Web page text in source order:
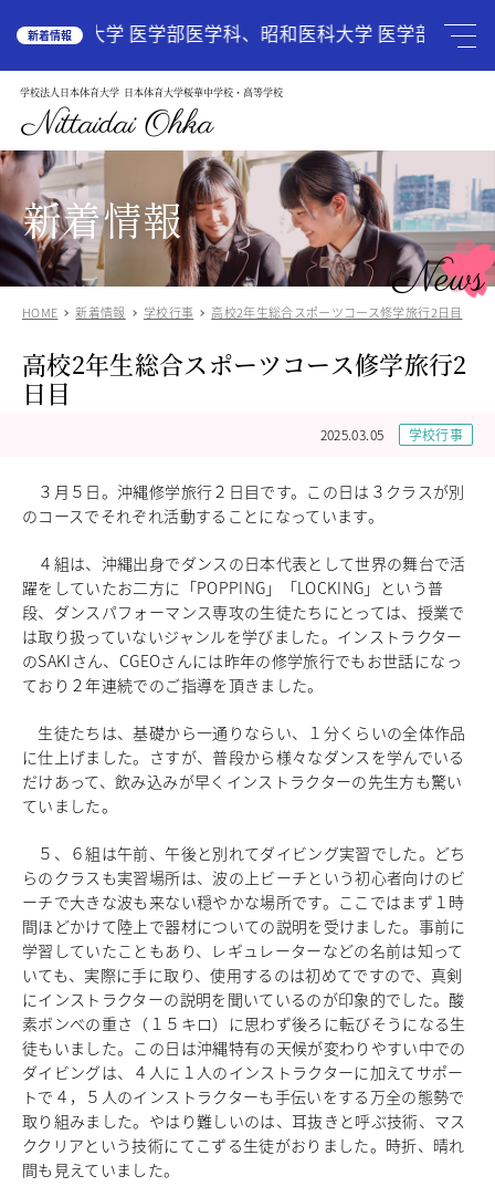
新着情報
広島大学 医学部医学科、昭和医科大学 医学部医学科
学校法人日本体育大学 日本体育大学桜華中学校・高等学校
Nittaidai Ohka
HOME
学校案内
教育理念
ご挨拶
グランドデザイン
施設紹介
学校紹介動画
アクセス
受験生の方へ Admission
中学入試関連
高校入試関係
説明会・オープンスクール
中学校 Junior High School
中学校教育
独自の教育
国際理解教育
ICT教育
進路サポート
中学入試関連
制服紹介
高等学校 Senior High School
コース紹介
アドバンストコース
総合スポーツコース
高等学校教育
校内塾
ダンスパフォーマンス専攻
グローバル教育
キャリア教育
進路指導
その他の教育
高校入試関係
制服紹介
スクールライフ School Life
学校説明会・オープンスクール
新着情報
News
HOME 新着情報 学校行事 高校2年生総合スポーツコース修学旅行2日目
高校2年生総合スポーツコース修学旅行2
日目
2025.03.05 学校行事
３月５日。沖縄修学旅行２日目です。 この日は３クラスが別
のコースでそれぞれ活動することになっています。
４組は、 沖縄出身でダンスの日本代表として世界の舞台で活
躍をしていたお二方に「POPPING」「LOCKING」という普
段、 ダンスパフォーマンス専攻の生徒たちにとっては、 授業で
は取り扱っていないジャンルを学びました。 インストラクター
のSAKIさん、 CGEOさんには昨年の修学旅行でもお世話になっ
ており２年連続でのご指導を頂きました。
生徒たちは、基礎から一通りならい、
１分くらいの全体作品
に仕上げました。さすが、普段から様々なダンスを学んでいる
だけあって、飲み込みが早くインストラクターの先生方も驚い
ていました。
５、６組は午前、午後と別れてダイビング実習でした。 どち
らのクラスも実習場所は、波の上ビーチという初心者向けのビ
ーチで大きな波も来ない穏やかな場所です。 ここではまず１時
間ほどかけて陸上で器材についての説明を受けま した。事前に
学習していたこともあり、
レギュレーターなどの名前は知って
いても、実際に手に取り、使用するのは初めてですので、真剣
にインストラクターの説明を聞いているのが印象的でした。酸
素ボンベの重さ（１５キロ）
に思わず後ろに転びそうになる生
徒もいました。 この日は沖縄特有の天候が変わりやすい中での
ダイビングは、
４人に１人のインストラクターに加えてサポー
トで４，
５人のインストラクターも手伝いをする万全の態勢で
取り組みました。やはり難しいのは、耳抜きと呼ぶ技術、 マス
ククリアという技術にてこずる生徒がおりました。時折、 晴れ
間も見えていました。